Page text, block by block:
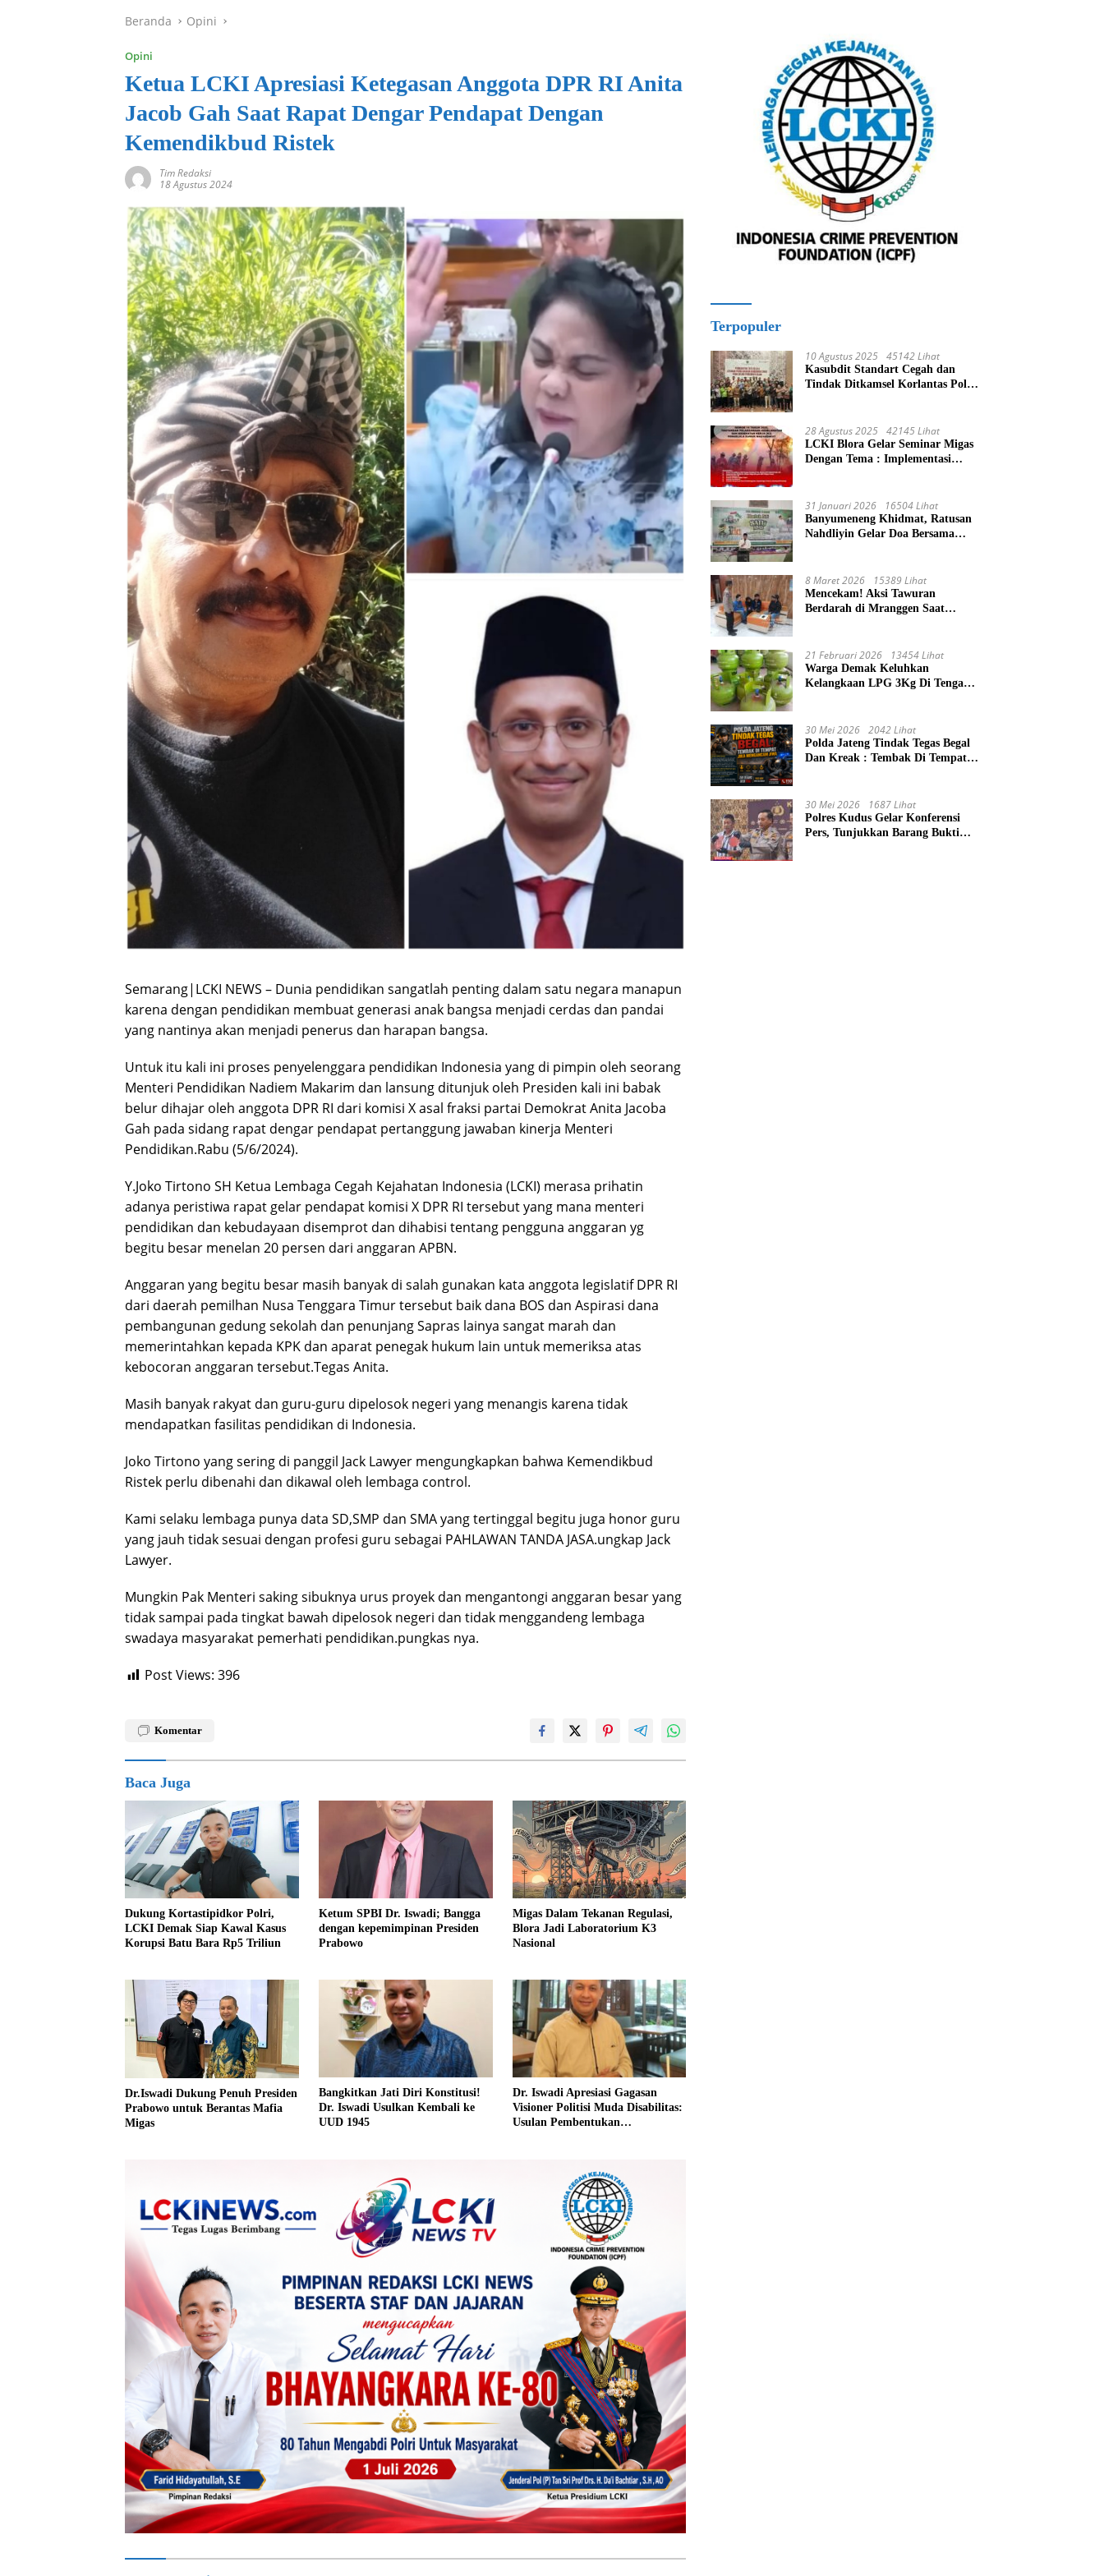
Beranda Opini
Opini
Ketua LCKI Apresiasi Ketegasan Anggota DPR RI Anita
Jacob Gah Saat Rapat Dengar Pendapat Dengan
Kemendikbud Ristek
Tim Redaksi
18 Agustus 2024
Semarang|LCKI NEWS – Dunia pendidikan sangatlah penting dalam satu negara manapun
karena dengan pendidikan membuat generasi anak bangsa menjadi cerdas dan pandai
yang nantinya akan menjadi penerus dan harapan bangsa.
Untuk itu kali ini proses penyelenggara pendidikan Indonesia yang di pimpin oleh seorang
Menteri Pendidikan Nadiem Makarim dan lansung ditunjuk oleh Presiden kali ini babak
belur dihajar oleh anggota DPR RI dari komisi X asal fraksi partai Demokrat Anita Jacoba
Gah pada sidang rapat dengar pendapat pertanggung jawaban kinerja Menteri
Pendidikan.Rabu (5/6/2024).
Y.Joko Tirtono SH Ketua Lembaga Cegah Kejahatan Indonesia (LCKI) merasa prihatin
adanya peristiwa rapat gelar pendapat komisi X DPR RI tersebut yang mana menteri
pendidikan dan kebudayaan disemprot dan dihabisi tentang pengguna anggaran yg
begitu besar menelan 20 persen dari anggaran APBN.
Anggaran yang begitu besar masih banyak di salah gunakan kata anggota legislatif DPR RI
dari daerah pemilhan Nusa Tenggara Timur tersebut baik dana BOS dan Aspirasi dana
pembangunan gedung sekolah dan penunjang Sapras lainya sangat marah dan
memerintahkan kepada KPK dan aparat penegak hukum lain untuk memeriksa atas
kebocoran anggaran tersebut.Tegas Anita.
Masih banyak rakyat dan guru-guru dipelosok negeri yang menangis karena tidak
mendapatkan fasilitas pendidikan di Indonesia.
Joko Tirtono yang sering di panggil Jack Lawyer mengungkapkan bahwa Kemendikbud
Ristek perlu dibenahi dan dikawal oleh lembaga control.
Kami selaku lembaga punya data SD,SMP dan SMA yang tertinggal begitu juga honor guru
yang jauh tidak sesuai dengan profesi guru sebagai PAHLAWAN TANDA JASA.ungkap Jack
Lawyer.
Mungkin Pak Menteri saking sibuknya urus proyek dan mengantongi anggaran besar yang
tidak sampai pada tingkat bawah dipelosok negeri dan tidak menggandeng lembaga
swadaya masyarakat pemerhati pendidikan.pungkas nya.
Post Views: 396
Komentar
Baca Juga
Dukung Kortastipidkor Polri,
LCKI Demak Siap Kawal Kasus
Korupsi Batu Bara Rp5 Triliun
Ketum SPBI Dr. Iswadi; Bangga
dengan kepemimpinan Presiden
Prabowo
Migas Dalam Tekanan Regulasi,
Blora Jadi Laboratorium K3
Nasional
Dr.Iswadi Dukung Penuh Presiden
Prabowo untuk Berantas Mafia
Migas
Bangkitkan Jati Diri Konstitusi!
Dr. Iswadi Usulkan Kembali ke
UUD 1945
Dr. Iswadi Apresiasi Gagasan
Visioner Politisi Muda Disabilitas:
Usulan Pembentukan
Terpopuler
10 Agustus 2025 45142 Lihat
Kasubdit Standart Cegah dan
Tindak Ditkamsel Korlantas Polri
Pemeliharaan Kendaraan Dinas
Di Ditjen Pendidikan Islam
28 Agustus 2025 42145 Lihat
LCKI Blora Gelar Seminar Migas
Dengan Tema : Implementasi
Keselamatan dan Kesehatan Kerja
(K3) Pengelola Sumur
Masyarakat
31 Januari 2026 16504 Lihat
Banyumeneng Khidmat, Ratusan
Nahdliyin Gelar Doa Bersama
8 Maret 2026 15389 Lihat
Mencekam! Aksi Tawuran
Berdarah di Mranggen Saat
21 Februari 2026 13454 Lihat
Warga Demak Keluhkan
Kelangkaan LPG 3Kg Di Tengah
30 Mei 2026 2042 Lihat
Polda Jateng Tindak Tegas Begal
Dan Kreak : Tembak Di Tempat
30 Mei 2026 1687 Lihat
Polres Kudus Gelar Konferensi
Pers, Tunjukkan Barang Bukti